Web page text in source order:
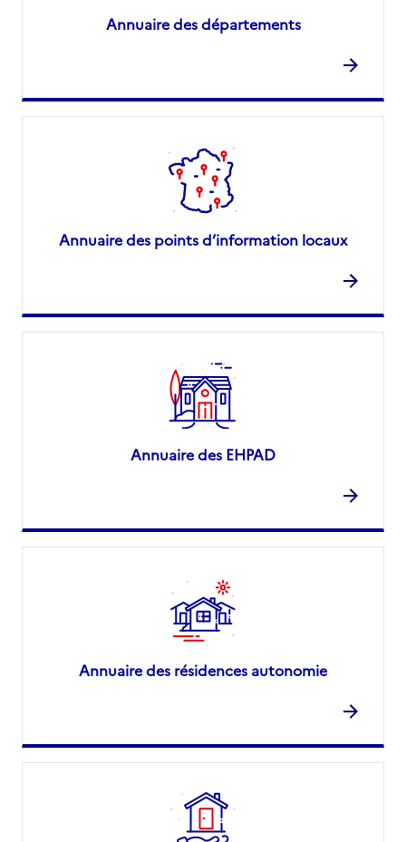
Annuaire des départements
Annuaire des points d’information locaux
Annuaire des EHPAD
Annuaire des résidences autonomie